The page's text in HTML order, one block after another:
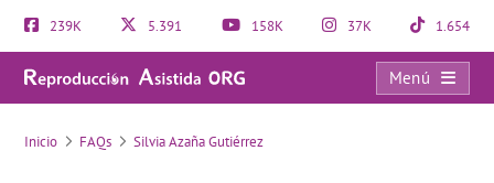
239K 5.391 158K 37K 1.654
Menú
FAQs
Inicio FAQs Silvia Azaña Gutiérrez